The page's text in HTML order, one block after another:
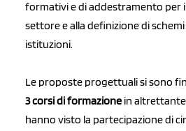
formativi e di addestramento per
settore e alla definizione di
istituzioni.
Le proposte progettuali si sono
3 corsi di formazione in
hanno visto la partecipazione di